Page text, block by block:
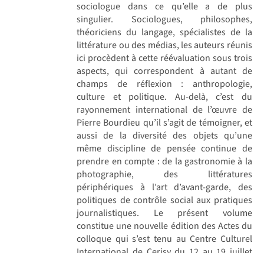
sociologue dans ce qu’elle a de plus
singulier. Sociologues, philosophes,
théoriciens du langage, spécialistes de la
littérature ou des médias, les auteurs réunis
ici procèdent à cette réévaluation sous trois
aspects, qui correspondent à autant de
champs de réflexion : anthropologie,
culture et politique. Au-delà, c’est du
rayonnement international de l’œuvre de
Pierre Bourdieu qu’il s’agit de témoigner, et
aussi de la diversité des objets qu’une
même discipline de pensée continue de
prendre en compte : de la gastronomie à la
photographie, des littératures
périphériques à l’art d’avant-garde, des
politiques de contrôle social aux pratiques
journalistiques. Le présent volume
constitue une nouvelle édition des Actes du
colloque qui s’est tenu au Centre Culturel